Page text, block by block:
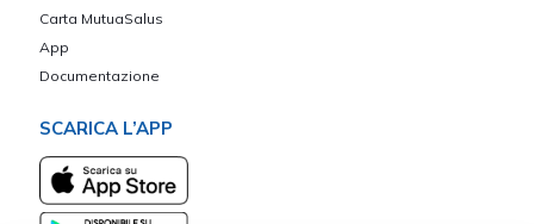
Carta MutuaSalus
App
Documentazione
SCARICA L’APP